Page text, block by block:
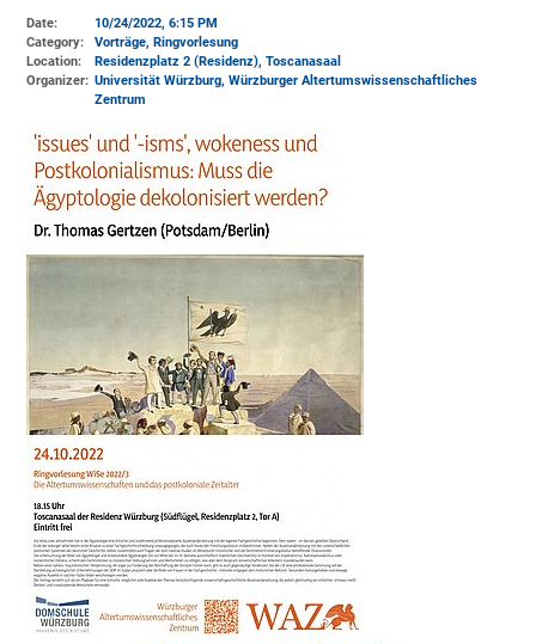
Date:
10/24/2022, 6:15 PM
Category:
Vorträge, Ringvorlesung
Location:
Residenzplatz 2 (Residenz), Toscanasaal
Organizer: Universität Würzburg, Würzburger Altertumswissenschaftliches
Zentrum